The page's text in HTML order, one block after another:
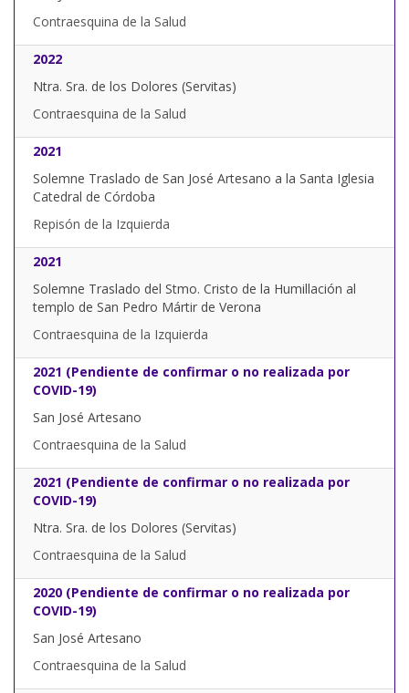
Contraesquina de la Salud
2022
Ntra. Sra. de los Dolores (Servitas)
Contraesquina de la Salud
2021
Solemne Traslado de San José Artesano a la Santa Iglesia
Catedral de Córdoba
Repisón de la Izquierda
2021
Solemne Traslado del Stmo. Cristo de la Humillación al
templo de San Pedro Mártir de Verona
Contraesquina de la Izquierda
2021 (Pendiente de confirmar o no realizada por
COVID-19)
San José Artesano
Contraesquina de la Salud
2021 (Pendiente de confirmar o no realizada por
COVID-19)
Ntra. Sra. de los Dolores (Servitas)
Contraesquina de la Salud
2020 (Pendiente de confirmar o no realizada por
COVID-19)
San José Artesano
Contraesquina de la Salud